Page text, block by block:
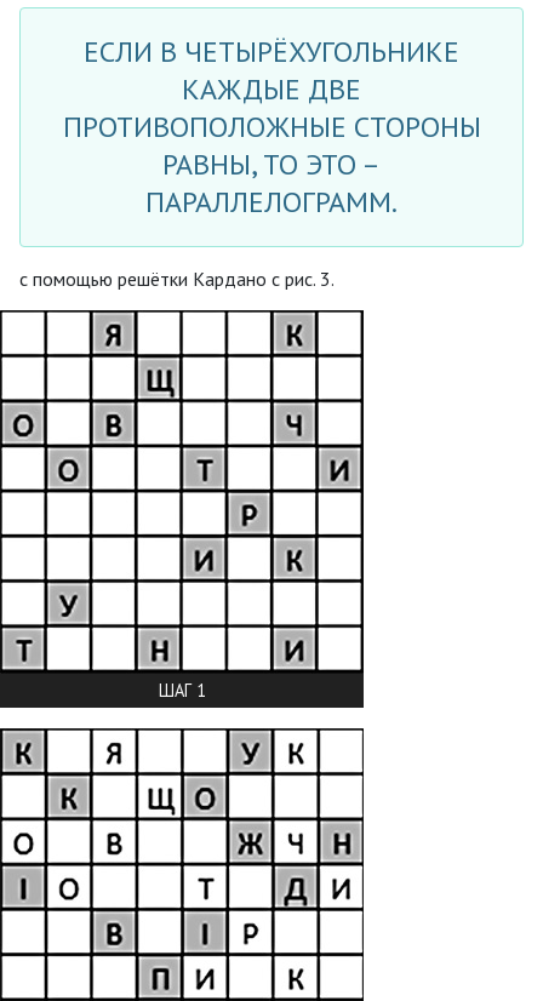
ЕСЛИ В ЧЕТЫРЁХУГОЛЬНИКЕ
КАЖДЫЕ ДВЕ
ПРОТИВОПОЛОЖНЫЕ СТОРОНЫ
РАВНЫ, ТО ЭТО –
ПАРАЛЛЕЛОГРАММ.
с помощью решётки Кардано с рис. 3.
ШАГ 1